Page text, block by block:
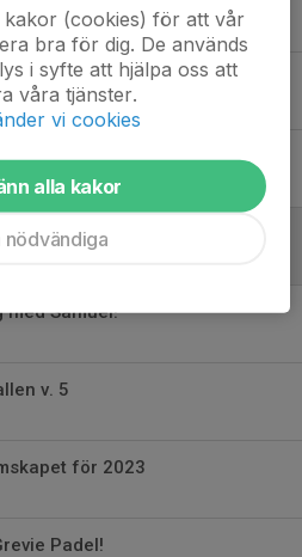
innan jul!
är ny tid för herramericano!
med Samuel!
v. 5
för 2023
Padel!
kakor (cookies) för att vår
bra för dig. De används
i syfte att hjälpa oss att
våra tjänster.
vi cookies
alla kakor
nödvändiga